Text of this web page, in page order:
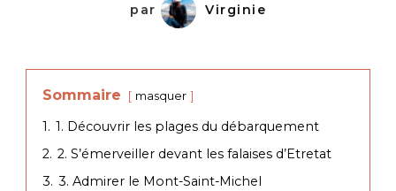
par Virginie
Sommaire masquer
1. 1. Découvrir les plages du débarquement
2. 2. S’émerveiller devant les falaises d’Etretat
3. 3. Admirer le Mont-Saint-Michel